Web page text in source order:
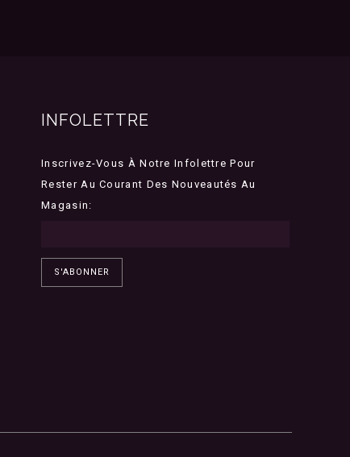
INFOLETTRE
Inscrivez-Vous À Notre Infolettre Pour
Rester Au Courant Des Nouveautés Au
Magasin:
S'ABONNER